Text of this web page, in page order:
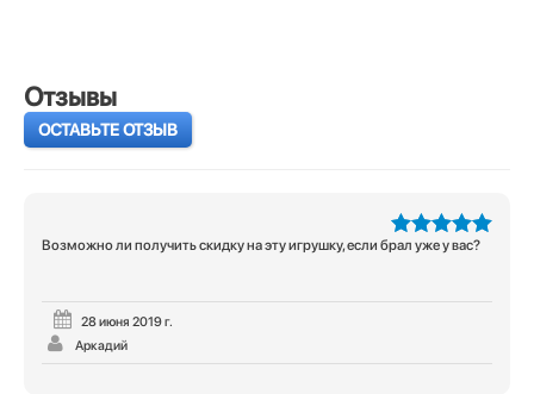
Отзывы
ОСТАВЬТЕ ОТЗЫВ
5из 5
Возможно ли получить скидку на эту игрушку, если брал уже у вас?
28 июня 2019 г.
Аркадий